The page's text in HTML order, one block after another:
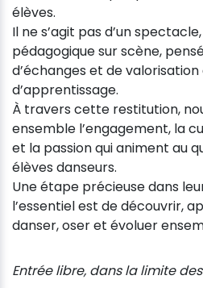
élèves.
Il ne s’agit pas d’un
pédagogique sur scène,
d’échanges et de
d’apprentissage.
À travers cette restitution,
ensemble l’engagement, la
et la passion qui animent au
élèves danseurs.
Une étape précieuse dans
l’essentiel est de découvrir,
danser, oser et évoluer
Entrée libre, dans la limite